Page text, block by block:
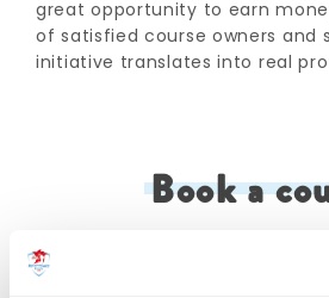
great opportunity to earn
of satisfied course owners and
initiative translates into real
Book a